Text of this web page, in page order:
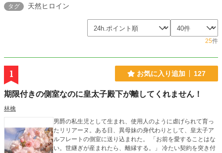
タグ 天然ヒロイン
25件
1 お気に入り追加 127
期限付きの側室なのに皇太子殿下が離してくれません！
林檎
男爵の私生児として生まれ、使用人のように虐げられて育っ
たリリアーヌ。ある日、異母妹の身代わりとして、皇太子ア
ルフレートの側室に送り込まれた。 「お前を愛することはな
い。世継ぎが産まれたら、離縁する。」 冷たい契約を突き付